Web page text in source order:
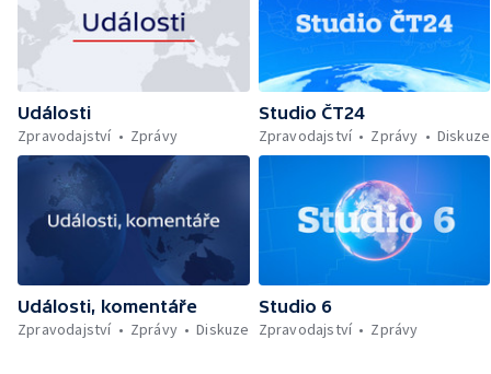
Události
Zpravodajství
Zprávy
Studio ČT24
Zpravodajství
Zprávy Diskuze
Události, komentáře
Zpravodajství
Zprávy Diskuze
Studio 6
Zpravodajství
Zprávy